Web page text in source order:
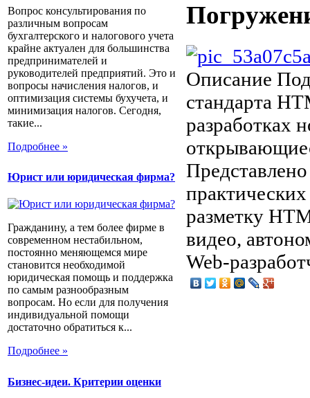
Вопрос консультирования по
различным вопросам
бухгалтерского и налогового учета
крайне актуален для большинства
предпринимателей и
руководителей предприятий. Это и
вопросы начисления налогов, и
оптимизация системы бухучета, и
минимизация налогов. Сегодня,
такие...
Подробнее »
Юрист или юридическая фирма?
Гражданину, а тем более фирме в
современном нестабильном,
постоянно меняющемся мире
становится необходимой
юридическая помощь и поддержка
по самым разнообразным
вопросам. Но если для получения
индивидуальной помощи
достаточно обратиться к...
Подробнее »
Бизнес-идеи. Критерии оценки
Описание
стандарта
разработках
разметку
видео,
Web-